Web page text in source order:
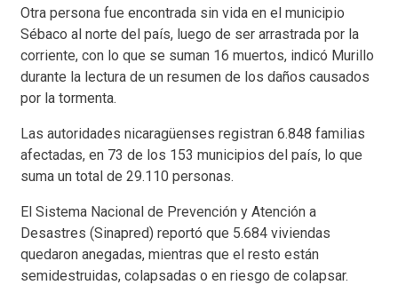
Otra persona fue encontrada sin vida en el municipio
Sébaco al norte del país, luego de ser arrastrada por la
corriente, con lo que se suman 16 muertos, indicó Murillo
durante la lectura de un resumen de los daños causados
por la tormenta.
Las autoridades nicaragüenses registran 6.848 familias
afectadas, en 73 de los 153 municipios del país, lo que
suma un total de 29.110 personas.
El Sistema Nacional de Prevención y Atención a
Desastres (Sinapred) reportó que 5.684 viviendas
quedaron anegadas, mientras que el resto están
semidestruidas, colapsadas o en riesgo de colapsar.